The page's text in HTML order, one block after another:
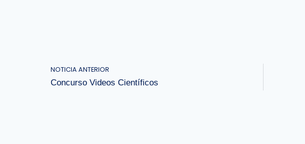
NOTICIA ANTERIOR
Concurso Videos Científicos